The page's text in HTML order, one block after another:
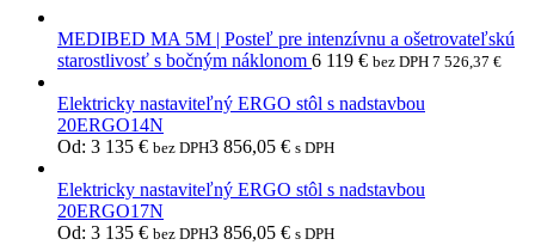
MEDIBED MA 5M | Posteľ pre intenzívnu a ošetrovateľskú
starostlivosť s bočným náklonom 6 119 € bez DPH 7 526,37 €
Elektricky nastaviteľný ERGO stôl s nadstavbou
20ERGO14N
Od: 3 135 € bez DPH3 856,05 € s DPH
Elektricky nastaviteľný ERGO stôl s nadstavbou
20ERGO17N
Od: 3 135 € bez DPH3 856,05 € s DPH